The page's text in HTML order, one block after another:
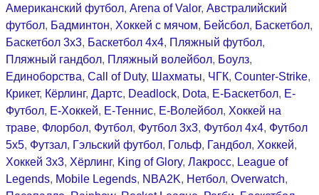
Американский футбол, Arena of Valor, Австралийский
футбол, Бадминтон, Хоккей с мячом, Бейсбол, Баскетбол,
Баскетбол 3x3, Баскетбол 4x4, Пляжный футбол,
Пляжный гандбол, Пляжный волейбол, Боулз,
Единоборства, Call of Duty, Шахматы, ЧГК, Counter-Strike,
Крикет, Кёрлинг, Дартс, Deadlock, Dota, Е-Баскетбол, Е-
Футбол, Е-Хоккей, Е-Теннис, Е-Волейбол, Хоккей на
траве, Флорбол, Футбол, Футбол 3x3, Футбол 4x4, Футбол
5x5, Футзал, Гэльский футбол, Гольф, Гандбол, Хоккей,
Хоккей 3x3, Хёрлинг, King of Glory, Лакросс, League of
Legends, Mobile Legends, NBA2K, Нетбол, Overwatch,